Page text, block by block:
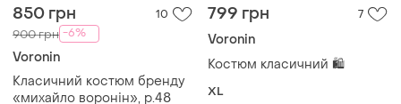
850 грн 10
900 грн -6%
Voronin
Класичний костюм бренду
«михайло воронін», р.48
799 грн 7
Voronin
Костюм класичний 🛍️
XL